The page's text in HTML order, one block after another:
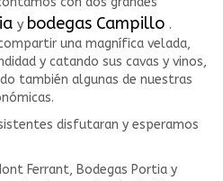
y bodegas Campillo .
una magnífica velada,
y catando sus cavas y vinos,
también algunas de nuestras
disfutaran y esperamos
Ferrant, Bodegas Portia y